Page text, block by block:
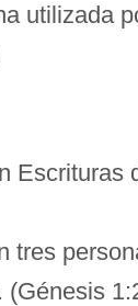
utilizada
Escrituras
tres